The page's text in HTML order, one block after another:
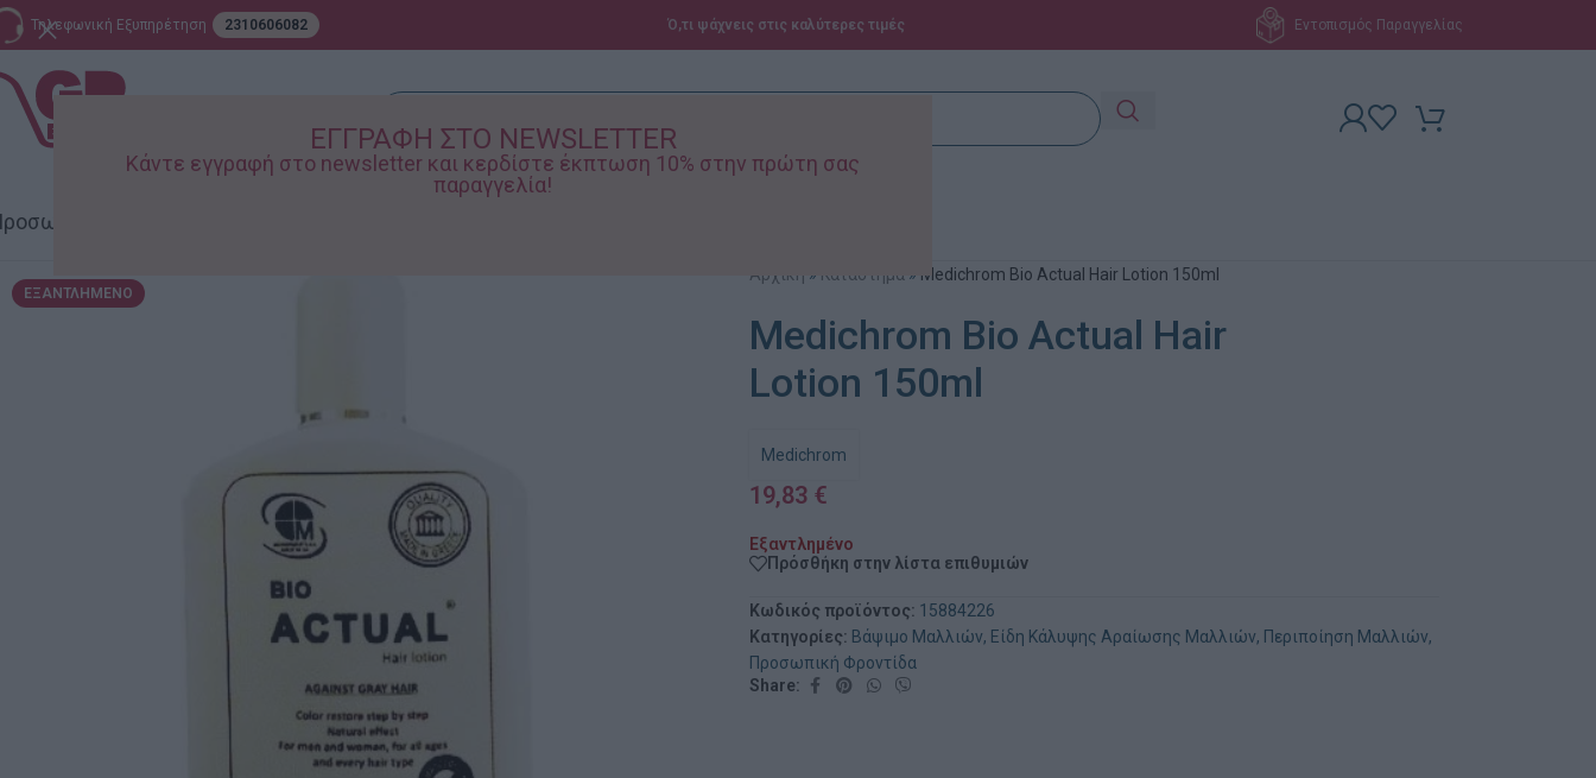
ΕΓΓΡΑΦΗ ΣΤΟ NEWSLETTER
Κάντε εγγραφή στο newsletter και κερδίστε έκπτωση 10% στην πρώτη σας
παραγγελία!
Τηλεφωνική Εξυπηρέτηση 2310606082 Ό,τι ψάχνεις στις καλύτερες τιμές Εντοπισμός Παραγγελίας
Φροντίδα
ΕΞΑΝΤΛΗΜΈΝΟ
Αρχική » Κατάστημα » Medichrom Bio Actual Hair Lotion 150ml
Medichrom Bio Actual Hair
Lotion 150ml
Medichrom
19,83 €
Εξαντλημένο
Πρόσθήκη στην λίστα επιθυμιών
Κωδικός προϊόντος: 15884226
Κατηγορίες: Βάψιμο Μαλλιών, Είδη Κάλυψης Αραίωσης Μαλλιών, Περιποίηση Μαλλιών,
Προσωπική Φροντίδα
Share: